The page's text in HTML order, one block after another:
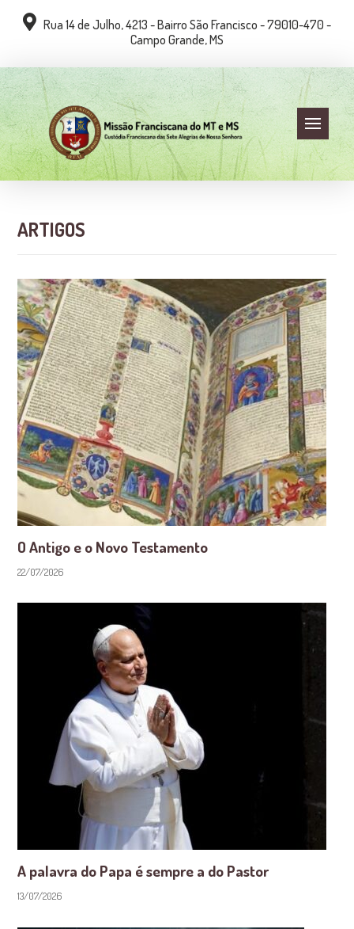
Rua 14 de Julho, 4213 - Bairro São Francisco - 79010-470 -
Campo Grande, MS
ARTIGOS
O Antigo e o Novo Testamento
22/07/2026
A palavra do Papa é sempre a do Pastor
13/07/2026